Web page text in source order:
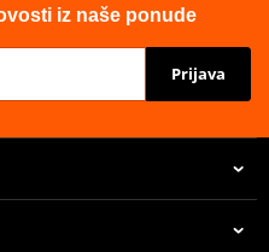
iz naše ponude
Prijava